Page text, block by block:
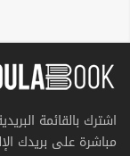
اشترك بالقائمة
مباشرة على بريدك